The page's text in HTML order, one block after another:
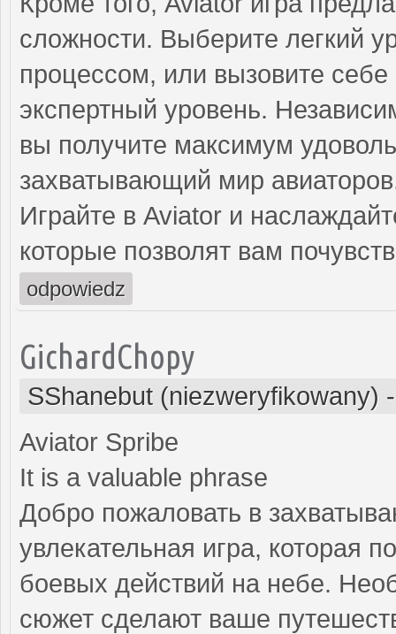
сложности. Выберите легкий
процессом, или вызовите
экспертный уровень.
вы получите максимум
захватывающий мир
Играйте в Aviator и
которые позволят вам
odpowiedz
GichardChopy
SShanebut (niezweryfikowany)
Aviator Spribe
It is a valuable phrase
Добро пожаловать в
увлекательная игра, которая
боевых действий на небе.
сюжет сделают ваше